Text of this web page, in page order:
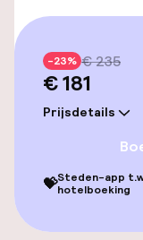
Kamers
Zwemmen &
-23% € 235
€ 181
Prijsdetails
💝Steden-app
hotelboeking